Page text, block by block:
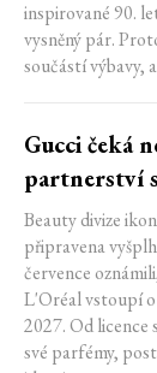
inspirované 90.
vysněný pár.
součástí výbavy,
Gucci čeká
partnerství
Beauty divize
připravena
července
L'Oréal vstoupí
2027. Od licence
své parfémy,